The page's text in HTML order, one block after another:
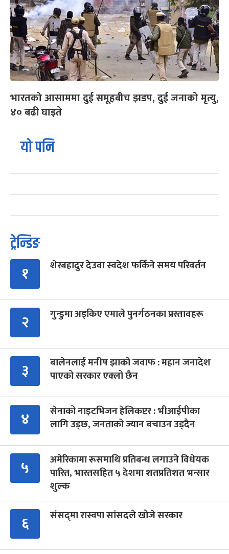
भारतको आसाममा दुई समूहबीच झडप, दुई जनाको मृत्यु,
४० बढी घाइते
यो पनि
ट्रेन्डिङ
१ शेरबहादुर देउवा स्वदेश फर्किने समय परिवर्तन
२ गुन्डुमा अड्किए एमाले पुनर्गठनका प्रस्तावहरू
३
बालेनलाई मनीष झाको जवाफ : महान जनादेश
पाएको सरकार एक्लो छैन
४
सेनाको नाइटभिजन हेलिकप्टर : भीआईपीका
लागि उड्छ, जनताको ज्यान बचाउन उड्दैन
५
अमेरिकामा रूसमाथि प्रतिबन्ध लगाउने विधेयक
पारित, भारतसहित ५ देशमा शतप्रतिशत भन्सार
शुल्क
६ संसद्‍मा रास्वपा सांसदले खोजे सरकार